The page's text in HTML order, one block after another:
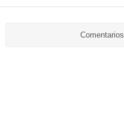
Comentarios